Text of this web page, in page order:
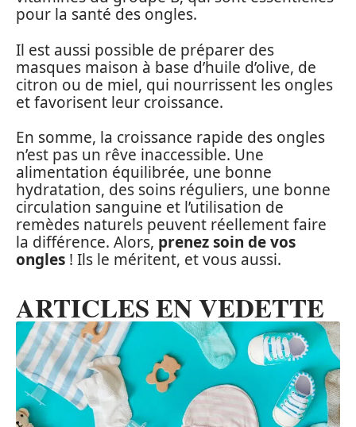
pour la santé des ongles.
Il est aussi possible de préparer des
masques maison à base d’huile d’olive, de
citron ou de miel, qui nourrissent les ongles
et favorisent leur croissance.
En somme, la croissance rapide des ongles
n’est pas un rêve inaccessible. Une
alimentation équilibrée, une bonne
hydratation, des soins réguliers, une bonne
circulation sanguine et l’utilisation de
remèdes naturels peuvent réellement faire
la différence. Alors, prenez soin de vos
ongles ! Ils le méritent, et vous aussi.
ARTICLES EN VEDETTE